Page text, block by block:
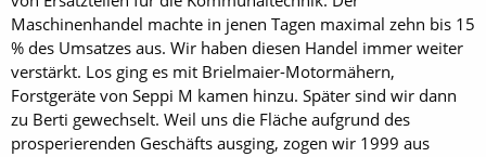
Maschinenhandel machte in jenen Tagen maximal zehn bis 15
% des Umsatzes aus. Wir haben diesen Handel immer weiter
verstärkt. Los ging es mit Brielmaier-Motormähern,
Forstgeräte von Seppi M kamen hinzu. Später sind wir dann
zu Berti gewechselt. Weil uns die Fläche aufgrund des
prosperierenden Geschäfts ausging, zogen wir 1999 aus